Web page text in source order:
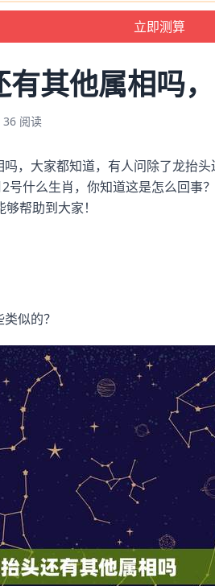
有其他属相吗
36 阅读
，大家都知道，有人问除了龙抬
号什么生肖，你知道这是怎么回事
帮助到大家！
似的？